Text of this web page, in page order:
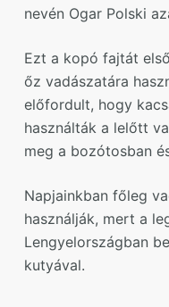
nevén Ogar Polski
Ezt a kopó fajtát
őz vadászatára
előfordult, hogy
használták a lelőtt
meg a bozótosban
Napjainkban főleg
használják, mert a
Lengyelországban
kutyával.